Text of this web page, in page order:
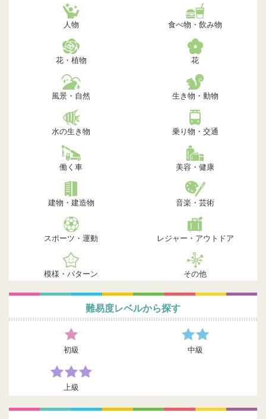
人物 食べ物・飲み物
花・植物 花
風景・自然 生き物・動物
水の生き物 乗り物・交通
働く車 美容・健康
建物・建造物 音楽・芸術
スポーツ・運動 レジャー・アウトドア
模様・パターン その他
難易度レベルから探す
初級 中級
上級